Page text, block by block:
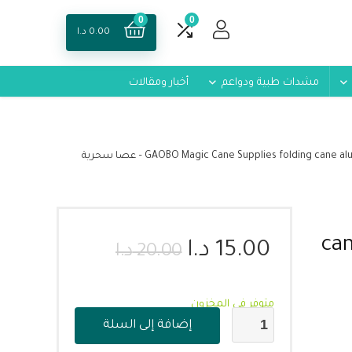
0
0
0.00 د.ا
مشدات طبية ودواعم أخبار ومقالات
GAOBO Magic Cane Supplies folding cane aluminum walking stick for elderly – عصا سحرية
20.00 د.ا 15.00 د.ا
متوفر في المخزون
إضافة إلى السلة